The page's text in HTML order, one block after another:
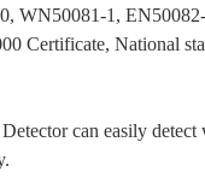
WN50081-1,
Certificate, National
can easily